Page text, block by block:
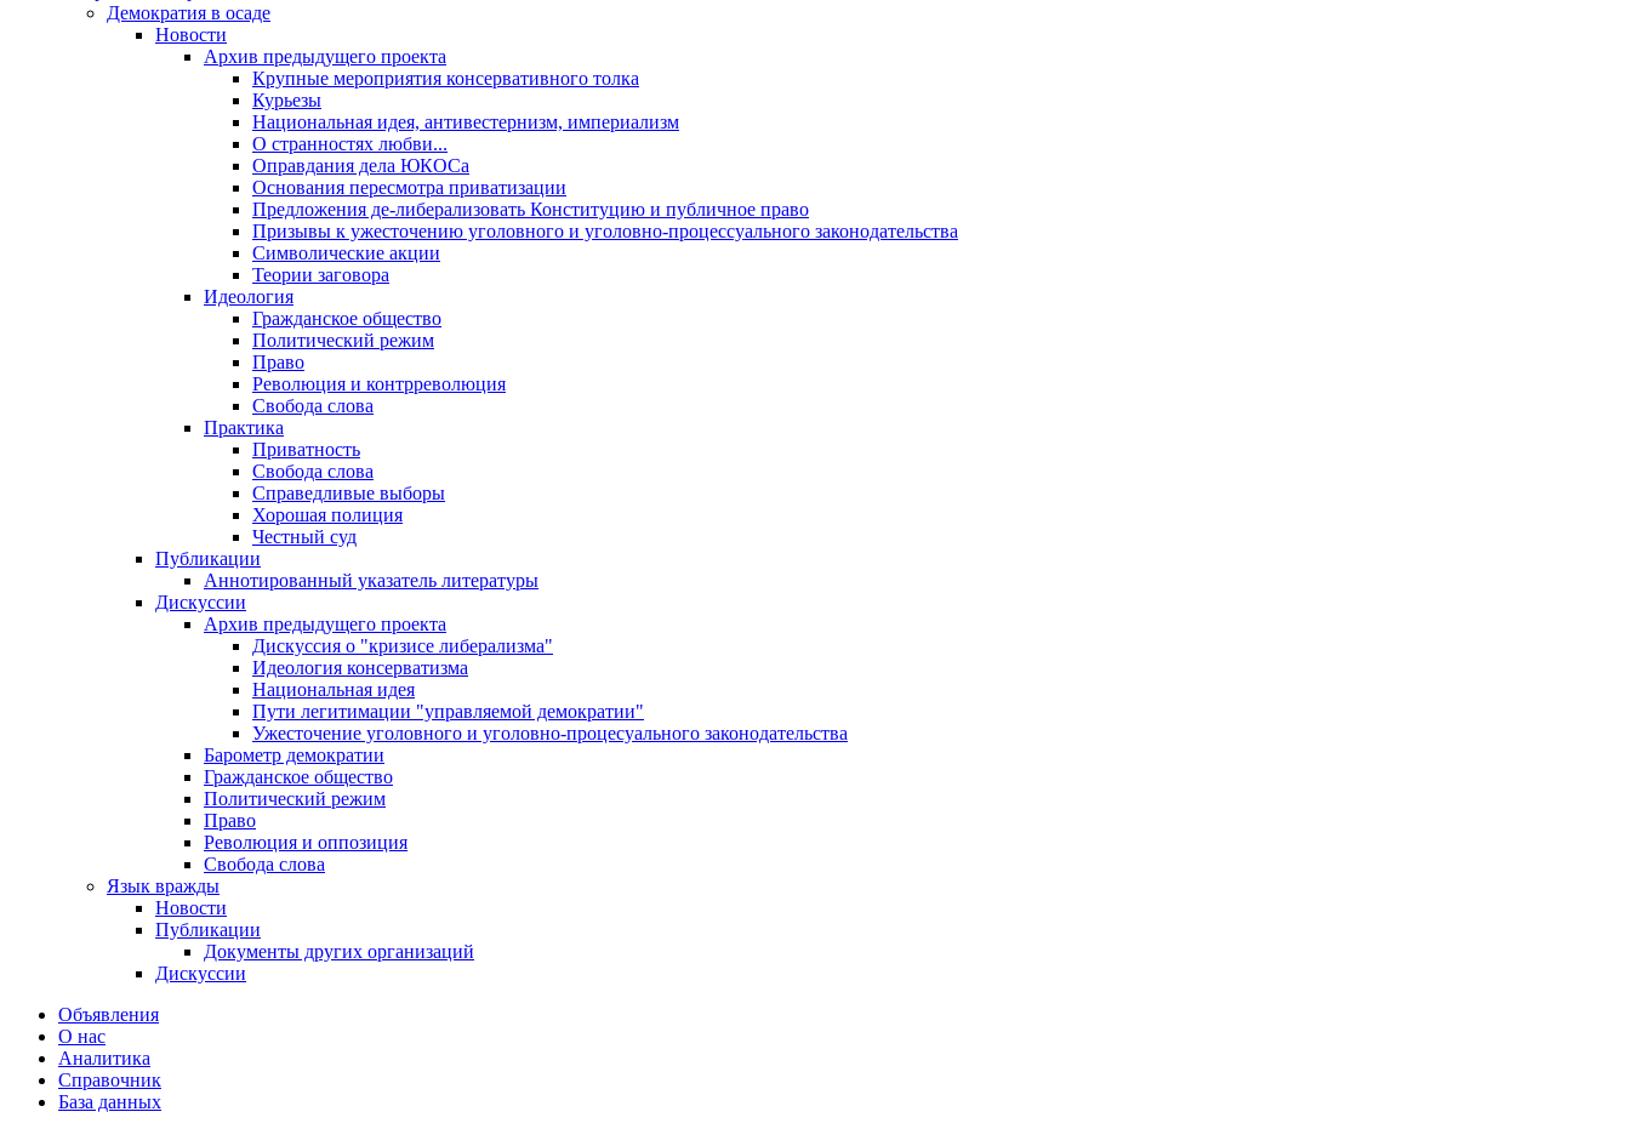
Демократия в осаде
Новости
Архив предыдущего проекта
Крупные мероприятия консервативного толка
Курьезы
Национальная идея, антивестернизм, империализм
О странностях любви...
Оправдания дела ЮКОСа
Основания пересмотра приватизации
Предложения де-либерализовать Конституцию и публичное право
Призывы к ужесточению уголовного и уголовно-процессуального законодательства
Символические акции
Теории заговора
Идеология
Гражданское общество
Политический режим
Право
Революция и контрреволюция
Свобода слова
Практика
Приватность
Свобода слова
Справедливые выборы
Хорошая полиция
Честный суд
Публикации
Аннотированный указатель литературы
Дискуссии
Архив предыдущего проекта
Дискуссия о "кризисе либерализма"
Идеология консерватизма
Национальная идея
Пути легитимации "управляемой демократии"
Ужесточение уголовного и уголовно-процесуального законодательства
Барометр демократии
Гражданское общество
Политический режим
Право
Революция и оппозиция
Свобода слова
Язык вражды
Новости
Публикации
Документы других организаций
Дискуссии
Объявления
О нас
Аналитика
Справочник
База данных